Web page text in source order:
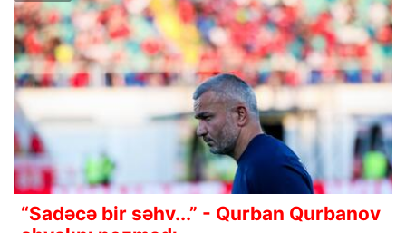
“Sadəcə bir səhv...” - Qurban Qurbanov